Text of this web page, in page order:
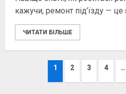
кажучи, ремонт під’їзду — це
ЧИТАТИ БІЛЬШЕ
Пагінація
1 2 3 4 …